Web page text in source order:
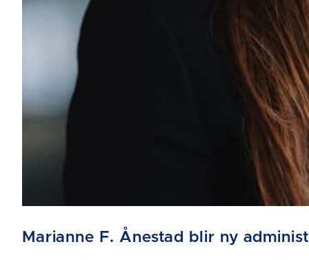
Marianne F. Ånestad blir ny